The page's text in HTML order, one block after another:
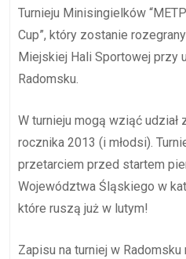
Turnieju Minisingielków
Cup”, który zostanie
Miejskiej Hali Sportowej przy
Radomsku.
W turnieju mogą wziąć
rocznika 2013 (i młodsi).
przetarciem przed startem
Województwa Śląskiego w
które ruszą już w lutym!
Zapisu na turniej w Radomsku